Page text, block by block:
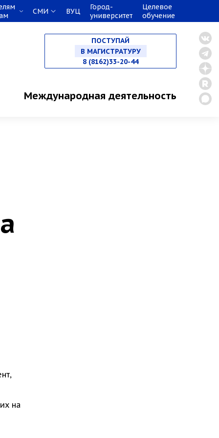
СМИ ВУЦ
Город-
университет
Целевое
обучение
ПОСТУПАЙ
НА СПЕЦИАЛИТЕТ
В МАГИСТРАТУРУ
8 (8162)33-20-44
Международная деятельность
на